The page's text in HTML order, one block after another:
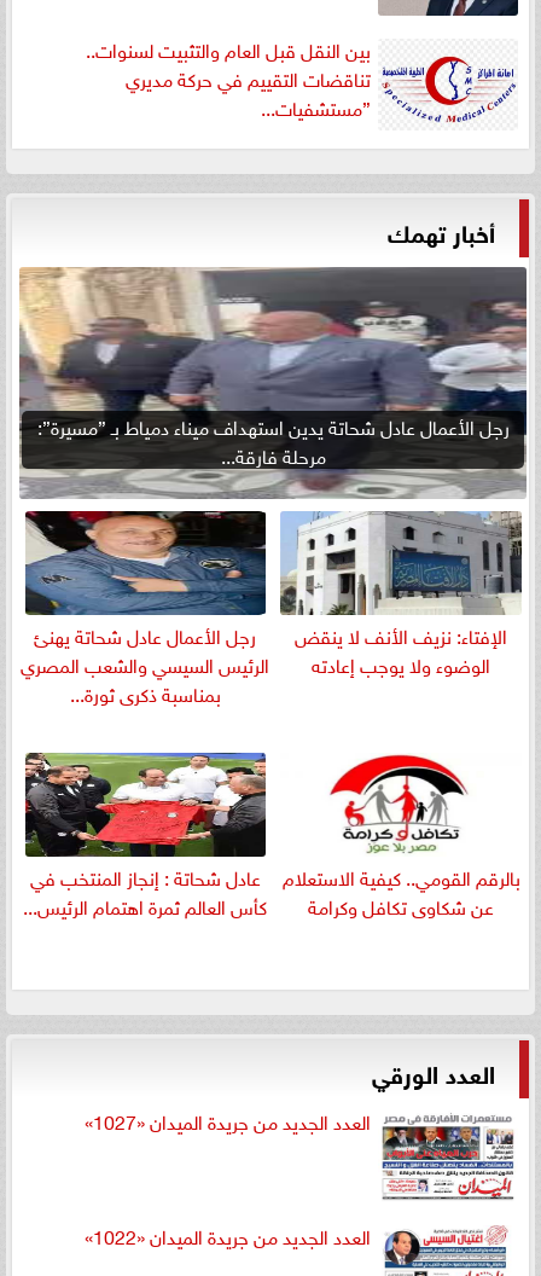
بين النقل قبل العام والتثبيت لسنوات..
تناقضات التقييم في حركة مديري
”مستشفيات...
أخبار تهمك
رجل الأعمال عادل شحاتة يدين استهداف ميناء دمياط بـ ”مسيرة”:
مرحلة فارقة...
الإفتاء: نزيف الأنف لا ينقض
الوضوء ولا يوجب إعادته
رجل الأعمال عادل شحاتة يهنئ
الرئيس السيسي والشعب المصري
بمناسبة ذكرى ثورة...
بالرقم القومي.. كيفية الاستعلام
عن شكاوى تكافل وكرامة
عادل شحاتة : إنجاز المنتخب في
كأس العالم ثمرة اهتمام الرئيس...
العدد الورقي
العدد الجديد من جريدة الميدان «1027»
العدد الجديد من جريدة الميدان «1022»